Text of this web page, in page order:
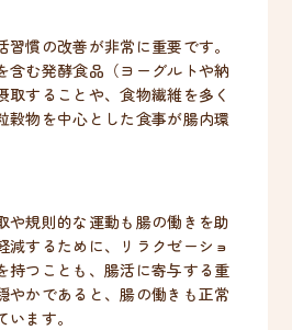
慣の改善が非常に重要です。
含む発酵食品（ヨーグルトや納
取することや、食物繊維を多く
穀物を中心とした食事が腸内環
や規則的な運動も腸の働きを助
減するために、リラクゼーショ
持つことも、腸活に寄与する重
やかであると、腸の働きも正常
ます。